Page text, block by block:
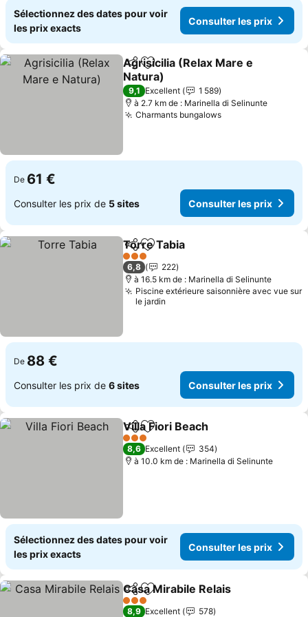
Sélectionnez des dates pour voir
les prix exacts
Consulter les prix
PartagerAjouter à mes favoris
Agrisicilia (Relax Mare e
Natura)
Consulter les prix
9,1 Excellent
1 589
à 2.7 km de : Marinella di Selinunte
Charmants bungalowsConsulter les
De 61 €
Consulter les prix de 5 sites Consulter les prix
PartagerAjouter à mes favoris
Torre Tabia
3 Étoiles
6,8
222
à 16.5 km de : Marinella di Selinunte
Piscine extérieure saisonnière avec vue sur
le jardin
De 88 €
Consulter les prix de 6 sites Consulter les prix
PartagerAjouter à mes favoris
Villa Fiori Beach
3 Étoiles
8,6 Excellent
354
à 10.0 km de : Marinella di Selinunte
Sélectionnez des dates pour voir
les prix exacts
Consulter les prix
PartagerAjouter à mes favoris
Casa Mirabile Relais
3 Étoiles
8,9 Excellent 578